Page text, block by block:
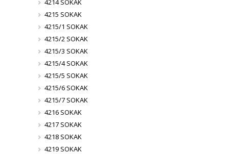
4214 SOKAK
4215 SOKAK
4215/1 SOKAK
4215/2 SOKAK
4215/3 SOKAK
4215/4 SOKAK
4215/5 SOKAK
4215/6 SOKAK
4215/7 SOKAK
4216 SOKAK
4217 SOKAK
4218 SOKAK
4219 SOKAK